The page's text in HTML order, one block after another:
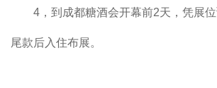
4，到成都糖酒会开幕前2天，凭展
尾款后入住布展。